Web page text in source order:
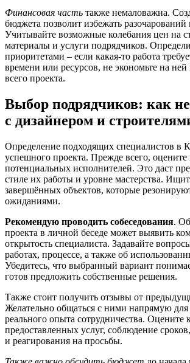
Финансовая часть также немаловажна.
бюджета позволит избежать разочарований
Учитывайте возможные колебания цен на
материалы и услуги подрядчиков.
приоритетами – если какая-то работа
времени или ресурсов, не экономьте на ней
всего проекта.
Выбор подрядчиков: как не
с дизайнером и
Определение подходящих специалистов в
успешного проекта. Прежде всего,
потенциальных исполнителей. Это даст
стиле их работы и уровне мастерства.
завершённых объектов, которые
ожиданиями.
Рекомендую проводить собеседования.
проекта в личной беседе может выявить
открытость специалиста. Задавайте
работах, процессе, а также об
Убедитесь, что выбранный вариант
готов предложить собственные решения.
Также стоит получить отзывы от
Желательно общаться с ними напрямую
реального опыта сотрудничества. Оцените
предоставленных услуг, соблюдение
и реагирования на просьбы.